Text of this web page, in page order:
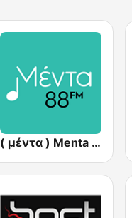
( μέντα ) Menta 88 FM